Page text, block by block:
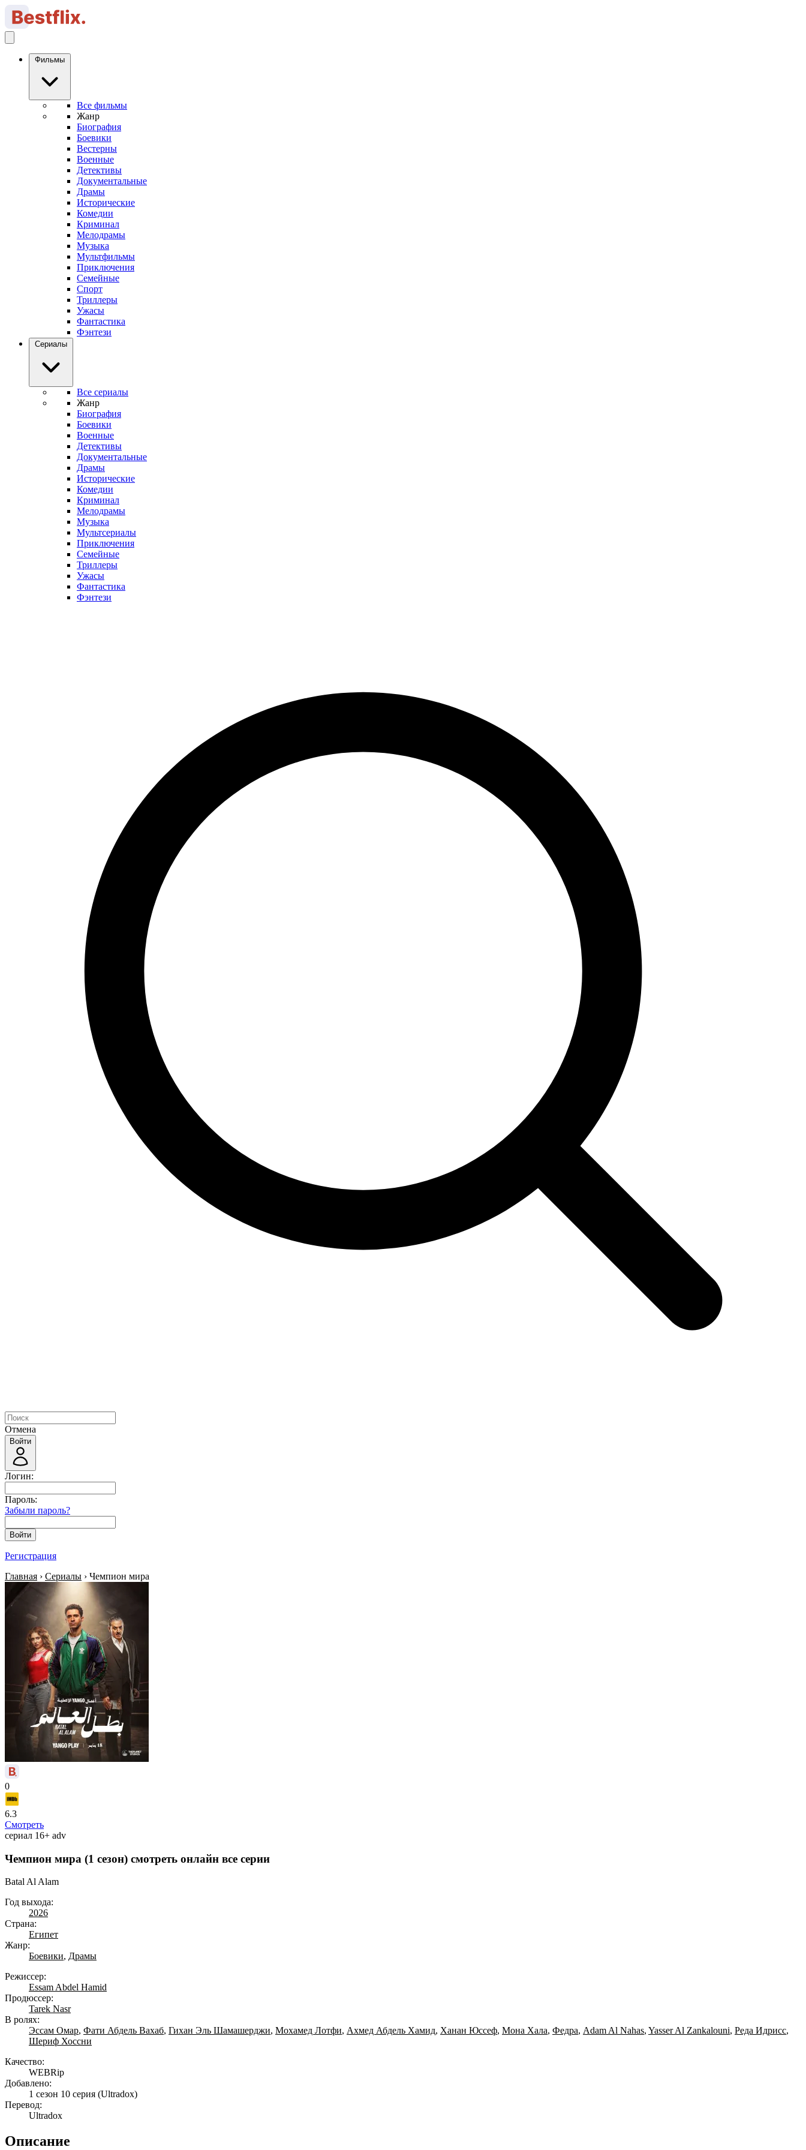
Фильмы
Все фильмы
Жанр
Биография
Боевики
Вестерны
Военные
Детективы
Документальные
Драмы
Исторические
Комедии
Криминал
Мелодрамы
Музыка
Мультфильмы
Приключения
Семейные
Спорт
Триллеры
Ужасы
Фантастика
Фэнтези
Сериалы
Все сериалы
Жанр
Биография
Боевики
Военные
Детективы
Документальные
Драмы
Исторические
Комедии
Криминал
Мелодрамы
Музыка
Мультсериалы
Приключения
Семейные
Триллеры
Ужасы
Фантастика
Фэнтези
Отмена
Войти
Логин:
Пароль:
Забыли пароль?
Войти
Регистрация
Главная › Сериалы › Чемпион мира
0
6.3
Смотреть
сериал 16+ adv
Чемпион мира (1 сезон) смотреть онлайн все серии
Batal Al Alam
Год выхода:
2026
Страна:
Египет
Жанр:
Боевики, Драмы
Режиссер:
Essam Abdel Hamid
Продюссер:
Tarek Nasr
В ролях:
Эссам Омар, Фати Абдель Вахаб, Гихан Эль Шамашерджи, Мохамед Лотфи, Ахмед Абдель Хамид, Ханан Юссеф, Мона Хала, Федра, Adam Al Nahas, Yasser Al Zankalouni, Реда Идрисс,
Шериф Хоссни
Качество:
WEBRip
Добавлено:
1 сезон 10 серия (Ultradox)
Перевод:
Ultradox
Описание